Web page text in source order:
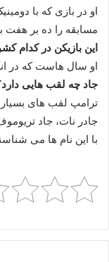
او در بازی که با
مسابقه را ده بر هفت
این بازیکن در کدام
او سال هاست که در
جاد چه لقب هایی
ترامپ لقب های
جادر نات، جاد
با این نام ها می